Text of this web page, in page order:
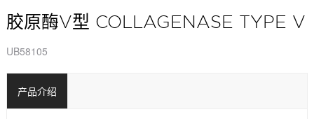
胶原酶V型 COLLAGENASE TYPE V
UB58105
产品介绍